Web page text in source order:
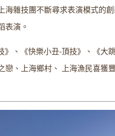
雜技團不斷尋求表演模式的
表演。
、《快樂小丑-頂技》、《大
、上海鄉村、 上海漁民喜獲